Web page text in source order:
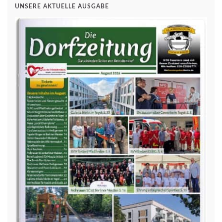
UNSERE AKTUELLE AUSGABE